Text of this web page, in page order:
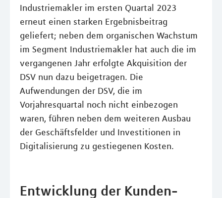
Industriemakler im ersten Quartal 2023
erneut einen starken Ergebnisbeitrag
geliefert; neben dem organischen Wachstum
im Segment Industriemakler hat auch die im
vergangenen Jahr erfolgte Akquisition der
DSV nun dazu beigetragen. Die
Aufwendungen der DSV, die im
Vorjahresquartal noch nicht einbezogen
waren, führen neben dem weiteren Ausbau
der Geschäftsfelder und Investitionen in
Digitalisierung zu gestiegenen Kosten.
Entwicklung der Kunden-